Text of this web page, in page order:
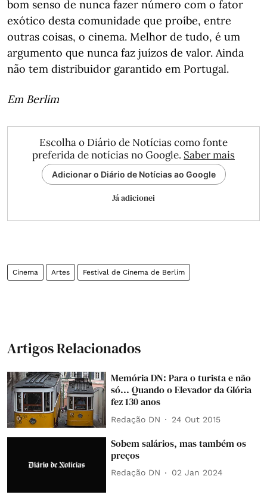
bom senso de nunca fazer número com o fator
exótico desta comunidade que proíbe, entre
outras coisas, o cinema. Melhor de tudo, é um
argumento que nunca faz juízos de valor. Ainda
não tem distribuidor garantido em Portugal.
Em Berlim
Escolha o Diário de Notícias como fonte
preferida de notícias no Google. Saber mais
Adicionar o Diário de Notícias ao Google
Já adicionei
Cinema Artes Festival de Cinema de Berlim
Artigos Relacionados
Memória DN: Para o turista e não
só... Quando o Elevador da Glória
fez 130 anos
Redação DN 24 Out 2015
Sobem salários, mas também os
preços
Redação DN 02 Jan 2024